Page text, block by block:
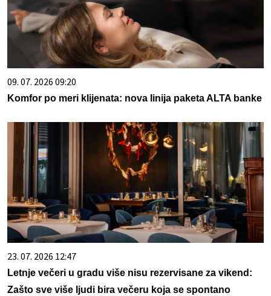
09. 07. 2026 09:20
Komfor po meri klijenata: nova linija paketa ALTA banke
23. 07. 2026 12:47
Letnje večeri u gradu više nisu rezervisane za vikend:
Zašto sve više ljudi bira večeru koja se spontano